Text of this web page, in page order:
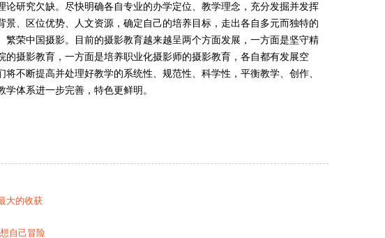
论研究欠缺。尽快明确各自专业的办学定位、教学理念，充分发掘并发挥
景、区位优势、人文资源，确定自己的培养目标，走出各自多元而独特的
繁荣中国摄影。目前的摄影教育越来越呈两个方面发展，一方面是坚守精
的摄影教育，一方面是培养职业化摄影师的摄影教育，各自都有发展空
将不断提高并处理好教学的系统性、规范性、科学性，平衡教学、创作、
学体系进一步完善，特色更鲜明。
大的收获
自己冒险